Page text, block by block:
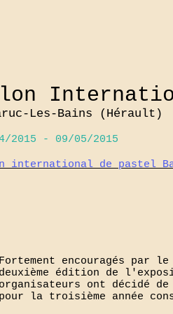
Les-Bains (Hérault)
2015 - 09/05/2015
international de pastel
Fortement encouragés par
deuxième édition de
organisateurs ont décidé de
pour la troisième année